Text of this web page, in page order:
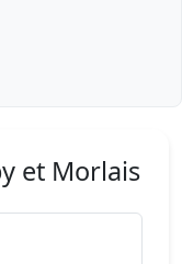
et Morlais